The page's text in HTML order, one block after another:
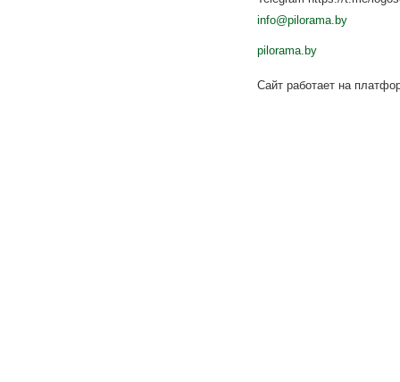
info@pilorama.by
pilorama.by
Сайт работает на